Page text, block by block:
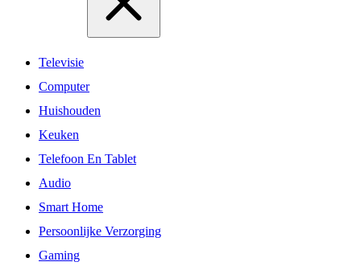
Televisie
Computer
Huishouden
Keuken
Telefoon En Tablet
Audio
Smart Home
Persoonlijke Verzorging
Gaming